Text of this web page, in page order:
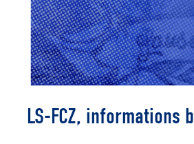
LS-FCZ, informations